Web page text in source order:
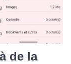
de la